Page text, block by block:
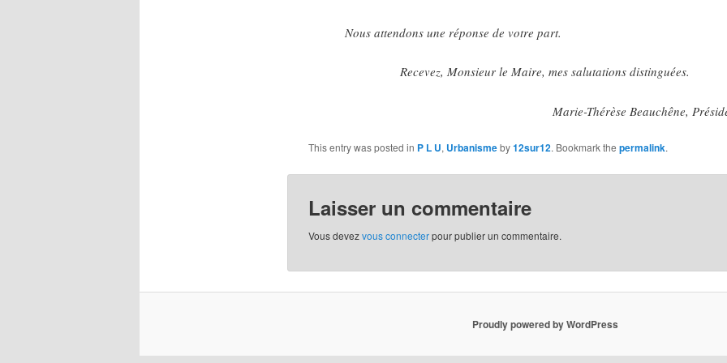
Nous attendons une réponse de votre part.
Recevez, Monsieur le Maire, mes salutations distinguées.
Marie-Thérèse Beauchêne,
This entry was posted in P L U, Urbanismeby12sur12. Bookmark the permalink.
Laisser un commentaire
Vous devezvous connecterpour publier un commentaire.
Proudly powered by WordPress